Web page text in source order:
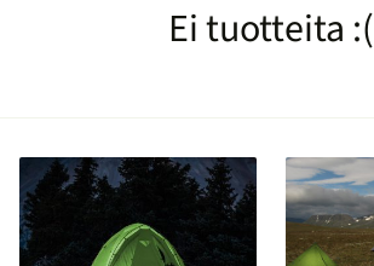
Ei tuotteita :(